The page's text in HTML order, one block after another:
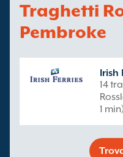
Traghetti
Pembroke
Irish
14
1